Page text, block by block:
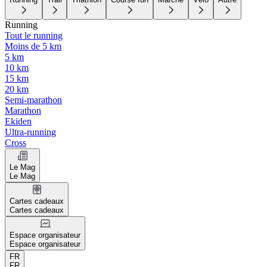
Running
Tout le running
Moins de 5 km
5 km
10 km
15 km
20 km
Semi-marathon
Marathon
Ekiden
Ultra-running
Cross
Le Mag
Le Mag
Cartes cadeaux
Cartes cadeaux
Espace organisateur
Espace organisateur
FR